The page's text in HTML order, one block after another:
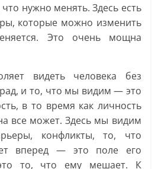
нужно менять. Здесь есть
которые можно изменить
Это очень мощна
видеть человека без
и то, что мы видим — это
в то время как личность
все может. Здесь мы видим
конфликты, то, что
вперед — это поле его
то, что ему мешает. К